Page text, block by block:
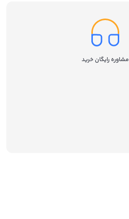
مشاوره رایگان خرید